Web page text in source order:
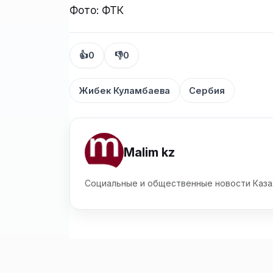
Фото: ФТК
👍0 👎0
Жибек Куламбаева Сербия
Malim kz
Социальные и общественные новости